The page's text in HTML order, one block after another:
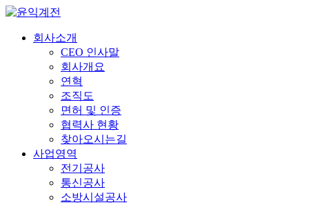
회사소개
CEO 인사말
회사개요
연혁
조직도
면허 및 인증
협력사 현황
찾아오시는길
사업영역
전기공사
통신공사
소방시설공사